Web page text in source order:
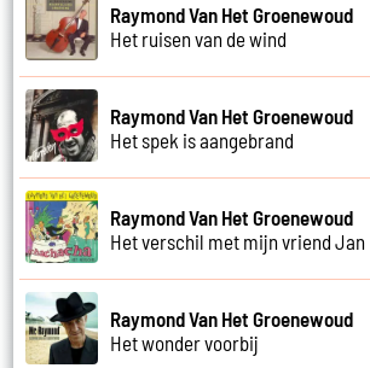
Raymond Van Het Groenewoud
Het ruisen van de wind
Raymond Van Het Groenewoud
Het spek is aangebrand
Raymond Van Het Groenewoud
Het verschil met mijn vriend Jan
Raymond Van Het Groenewoud
Het wonder voorbij